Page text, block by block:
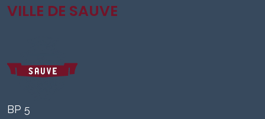
VILLE DE SAUVE
BP 5